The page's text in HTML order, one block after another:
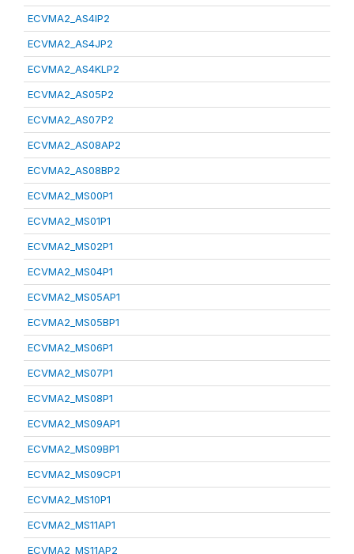
ECVMA2_AS4IP2
ECVMA2_AS4JP2
ECVMA2_AS4KLP2
ECVMA2_AS05P2
ECVMA2_AS07P2
ECVMA2_AS08AP2
ECVMA2_AS08BP2
ECVMA2_MS00P1
ECVMA2_MS01P1
ECVMA2_MS02P1
ECVMA2_MS04P1
ECVMA2_MS05AP1
ECVMA2_MS05BP1
ECVMA2_MS06P1
ECVMA2_MS07P1
ECVMA2_MS08P1
ECVMA2_MS09AP1
ECVMA2_MS09BP1
ECVMA2_MS09CP1
ECVMA2_MS10P1
ECVMA2_MS11AP1
ECVMA2_MS11AP2